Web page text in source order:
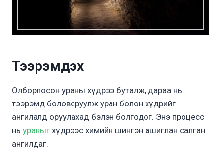
Тээрэмдэх
Олборлосон ураны хүдрээ буталж, дараа нь
тээрэмд боловсруулж уран болон хүдрийг
ангилалд оруулахад бэлэн болгодог. Энэ процесс
нь ураныг хүдрээс химийн шингэн ашиглан салган
ангилдаг.